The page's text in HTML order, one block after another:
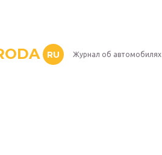
RU Журнал об автомобилях